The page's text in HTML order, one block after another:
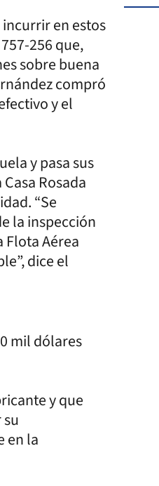
en estos
256 que,
sobre buena
compró
y el
y pasa sus
Rosada
“Se
la inspección
Flota Aérea
dice el
mil dólares
y que
en la